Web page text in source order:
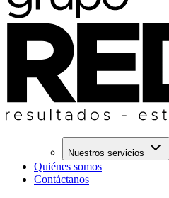
Nuestros servicios
Quiénes somos
Contáctanos